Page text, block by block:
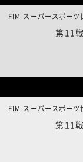
第11
FIM スーパースポー
第11
FIM スーパースポー